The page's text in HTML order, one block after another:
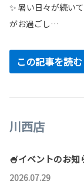
✨ 暑い日々が続い
がお過ごし…
この記事を読む
川西店
🍧イベントのお知
2026.07.29